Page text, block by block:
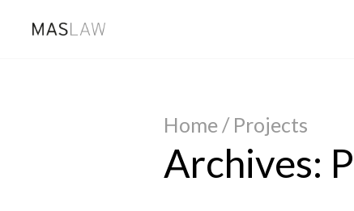
Home/ Projects
Archives: